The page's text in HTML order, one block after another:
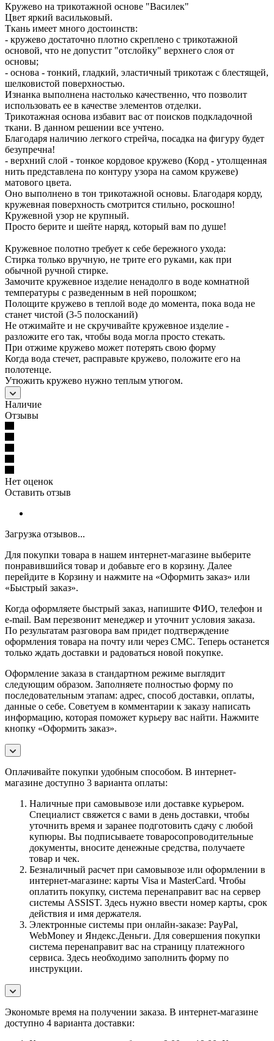
Кружево на трикотажной основе "Василек"
Цвет яркий васильковый.
Ткань имеет много достоинств:
- кружево достаточно плотно скреплено с трикотажной
основой, что не допустит "отслойку" верхнего слоя от
основы;
- основа - тонкий, гладкий, эластичный трикотаж с блестящей,
шелковистой поверхностью.
Изнанка выполнена настолько качественно, что позволит
использовать ее в качестве элементов отделки.
Трикотажная основа избавит вас от поисков подкладочной
ткани. В данном решении все учтено.
Благодаря наличию легкого стрейча, посадка на фигуру будет
безупречна!
- верхний слой - тонкое кордовое кружево (Корд - утолщенная
нить представлена по контуру узора на самом кружеве)
матового цвета.
Оно выполнено в тон трикотажной основы. Благодаря корду,
кружевная поверхность смотрится стильно, роскошно!
Кружевной узор не крупный.
Просто берите и шейте наряд, который вам по душе!
Кружевное полотно требует к себе бережного ухода:
Стирка только вручную, не трите его руками, как при
обычной ручной стирке.
Замочите кружевное изделие ненадолго в воде комнатной
температуры с разведенным в ней порошком;
Полощите кружево в теплой воде до момента, пока вода не
станет чистой (3-5 полосканий)
Не отжимайте и не скручивайте кружевное изделие -
разложите его так, чтобы вода могла просто стекать.
При отжиме кружево может потерять свою форму
Когда вода стечет, расправьте кружево, положите его на
полотенце.
Утюжить кружево нужно теплым утюгом.
Наличие
Отзывы
Нет оценок
Оставить отзыв
Загрузка отзывов...
Для покупки товара в нашем интернет-магазине выберите
понравившийся товар и добавьте его в корзину. Далее
перейдите в Корзину и нажмите на «Оформить заказ» или
«Быстрый заказ».
Когда оформляете быстрый заказ, напишите ФИО, телефон и
e-mail. Вам перезвонит менеджер и уточнит условия заказа.
По результатам разговора вам придет подтверждение
оформления товара на почту или через СМС. Теперь останется
только ждать доставки и радоваться новой покупке.
Оформление заказа в стандартном режиме выглядит
следующим образом. Заполняете полностью форму по
последовательным этапам: адрес, способ доставки, оплаты,
данные о себе. Советуем в комментарии к заказу написать
информацию, которая поможет курьеру вас найти. Нажмите
кнопку «Оформить заказ».
Оплачивайте покупки удобным способом. В интернет-
магазине доступно 3 варианта оплаты:
Наличные при самовывозе или доставке курьером.
Специалист свяжется с вами в день доставки, чтобы
уточнить время и заранее подготовить сдачу с любой
купюры. Вы подписываете товаросопроводительные
документы, вносите денежные средства, получаете
товар и чек.
Безналичный расчет при самовывозе или оформлении в
интернет-магазине: карты Visa и MasterCard. Чтобы
оплатить покупку, система перенаправит вас на сервер
системы ASSIST. Здесь нужно ввести номер карты, срок
действия и имя держателя.
Электронные системы при онлайн-заказе: PayPal,
WebMoney и Яндекс.Деньги. Для совершения покупки
система перенаправит вас на страницу платежного
сервиса. Здесь необходимо заполнить форму по
инструкции.
Экономьте время на получении заказа. В интернет-магазине
доступно 4 варианта доставки: